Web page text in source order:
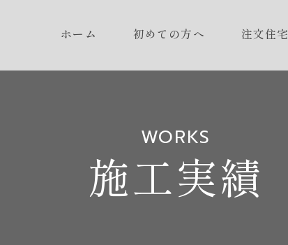
ホーム 初めての方へ 注文住宅
WORKS
施工実績